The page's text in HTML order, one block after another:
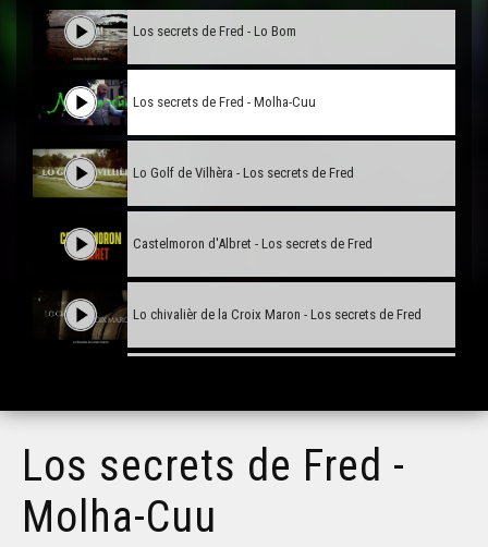
Los secrets de Fred - Lo Bom
Los secrets de Fred - Molha-Cuu
Lo Golf de Vilhèra - Los secrets de Fred
Castelmoron d'Albret - Los secrets de Fred
Lo chivalièr de la Croix Maron - Los secrets de Fred
Lo hèr de lissar - Los secrets de Fred
Pougne Hérisson, lo melic deu monde - Los secrets de
Fred
Los secrets de Fred -
Molha-Cuu